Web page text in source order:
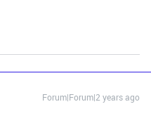
Forum|Forum|2 years ago